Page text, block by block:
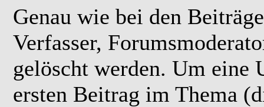
Genau wie bei den
Verfasser,
gelöscht werden. Um eine
ersten Beitrag im Thema